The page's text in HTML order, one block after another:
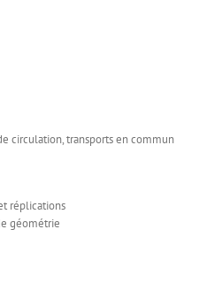
circulation, transports en commun
réplications
géométrie